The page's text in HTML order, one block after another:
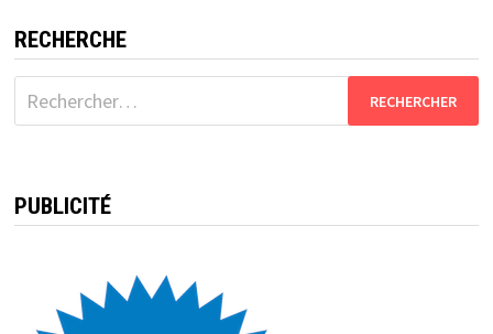
RECHERCHE
Rechercher :
PUBLICITÉ